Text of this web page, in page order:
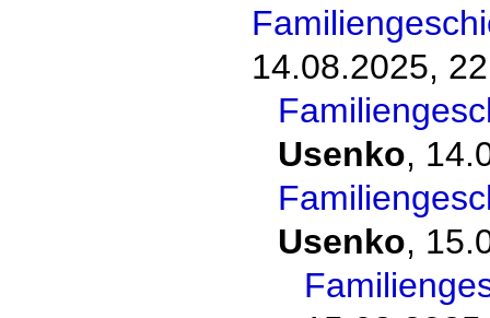
14.08.2025,
Usenko,
Usenko,